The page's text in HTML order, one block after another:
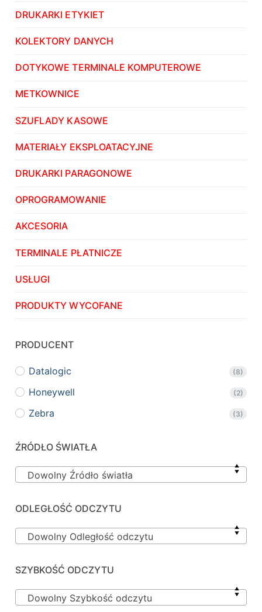
DRUKARKI ETYKIET
KOLEKTORY DANYCH
DOTYKOWE TERMINALE KOMPUTEROWE
METKOWNICE
SZUFLADY KASOWE
MATERIAŁY EKSPLOATACYJNE
DRUKARKI PARAGONOWE
OPROGRAMOWANIE
AKCESORIA
TERMINALE PŁATNICZE
USŁUGI
PRODUKTY WYCOFANE
PRODUCENT
Datalogic (8)
Honeywell (2)
Zebra (3)
ŹRÓDŁO ŚWIATŁA
Dowolny Źródło światła
ODLEGŁOŚĆ ODCZYTU
Dowolny Odległość odczytu
SZYBKOŚĆ ODCZYTU
Dowolny Szybkość odczytu